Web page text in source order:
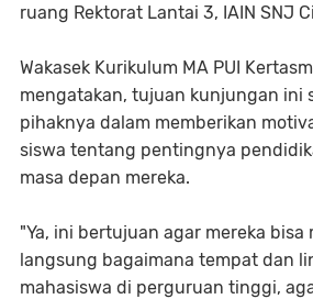
ruang Rektorat Lantai 3, IAIN SNJ
Wakasek Kurikulum MA PUI
mengatakan, tujuan kunjungan ini
pihaknya dalam memberikan
siswa tentang pentingnya
masa depan mereka.
"Ya, ini bertujuan agar mereka bisa
langsung bagaimana tempat dan
mahasiswa di perguruan tinggi,